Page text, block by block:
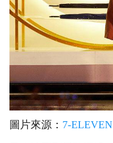
圖片來源： 7-ELEVEN